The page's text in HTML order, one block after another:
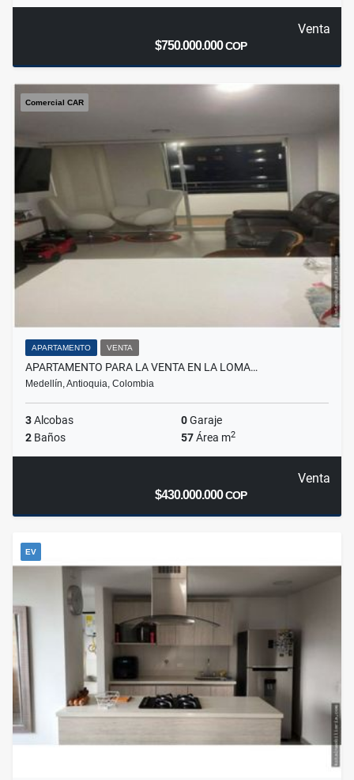
Venta
$750.000.000COP
Comercial CAR
APARTAMENTO VENTA
APARTAMENTO PARA LA VENTA EN LA LOMA…
Medellín, Antioquia, Colombia
3Alcobas 0Garaje
2 Baños 57Área m2
Venta
$430.000.000COP
EV